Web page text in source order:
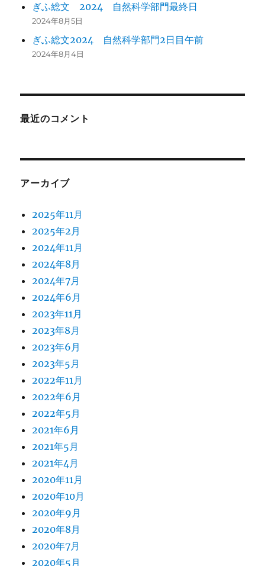
ぎふ総文 2024 自然科学部門最終日
2024年8月5日
ぎふ総文2024 自然科学部門2日目午前
2024年8月4日
最近のコメント
アーカイブ
2025年11月
2025年2月
2024年11月
2024年8月
2024年7月
2024年6月
2023年11月
2023年8月
2023年6月
2023年5月
2022年11月
2022年6月
2022年5月
2021年6月
2021年5月
2021年4月
2020年11月
2020年10月
2020年9月
2020年8月
2020年7月
2020年5月